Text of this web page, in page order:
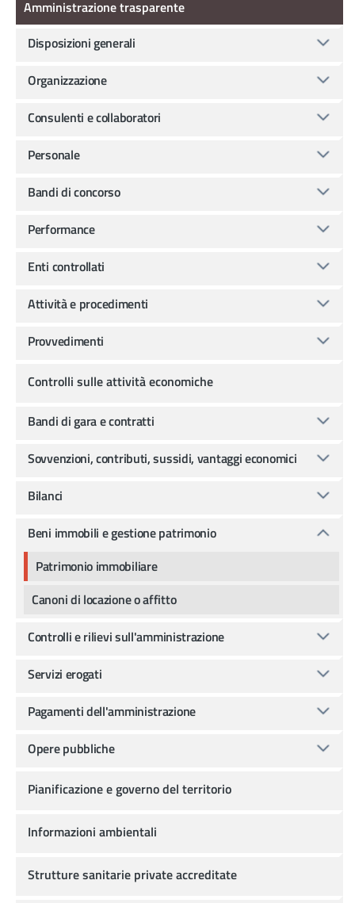
Amministrazione trasparente
Disposizioni generali
Organizzazione
Consulenti e collaboratori
Personale
Bandi di concorso
Performance
Enti controllati
Attività e procedimenti
Provvedimenti
Controlli sulle attività economiche
Bandi di gara e contratti
Sovvenzioni, contributi, sussidi, vantaggi economici
Bilanci
Beni immobili e gestione patrimonio
Patrimonio immobiliare
Canoni di locazione o affitto
Controlli e rilievi sull'amministrazione
Servizi erogati
Pagamenti dell'amministrazione
Opere pubbliche
Pianificazione e governo del territorio
Informazioni ambientali
Strutture sanitarie private accreditate